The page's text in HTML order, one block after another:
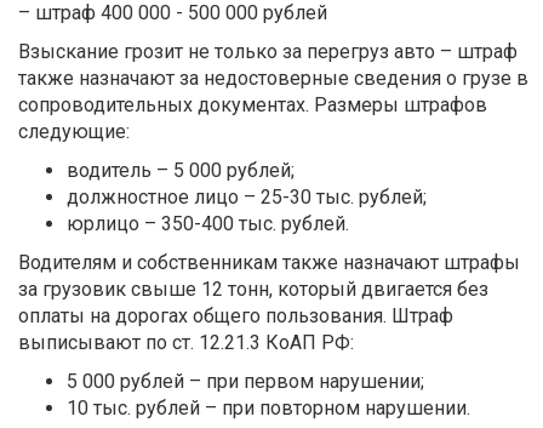
– штраф 400 000 - 500 000 рублей
Взыскание грозит не только за перегруз авто – штраф
также назначают за недостоверные сведения о грузе в
сопроводительных документах. Размеры штрафов
следующие:
водитель – 5 000 рублей;
должностное лицо – 25-30 тыс. рублей;
юрлицо – 350-400 тыс. рублей.
Водителям и собственникам также назначают штрафы
за грузовик свыше 12 тонн, который двигается без
оплаты на дорогах общего пользования. Штраф
выписывают по ст. 12.21.3 КоАП РФ:
5 000 рублей – при первом нарушении;
10 тыс. рублей – при повторном нарушении.